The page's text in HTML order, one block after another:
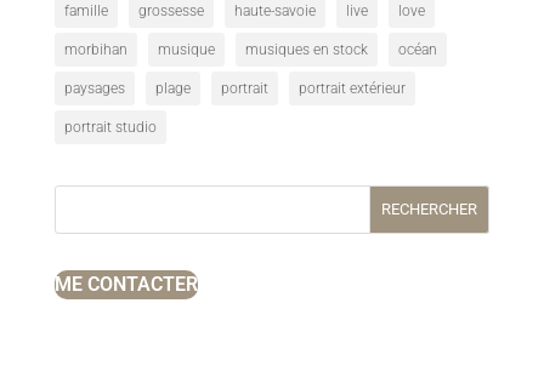
famille grossesse haute-savoie live love
morbihan musique musiques en stock océan
paysages plage portrait portrait extérieur
portrait studio
RECHERCHER
ME CONTACTER